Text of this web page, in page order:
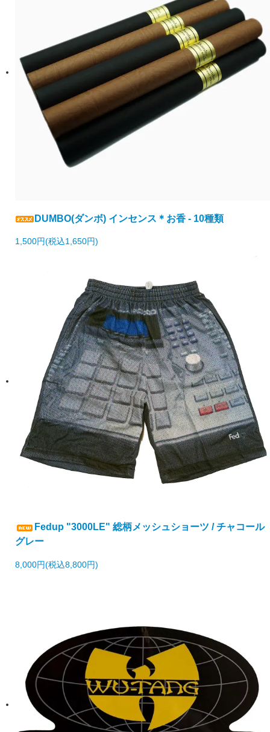
DUMBO(ダンボ) インセンス＊お香 - 10種類
1,500円(税込1,650円)
Fedup "3000LE" 総柄メッシュショーツ / チャコール
グレー
8,000円(税込8,800円)